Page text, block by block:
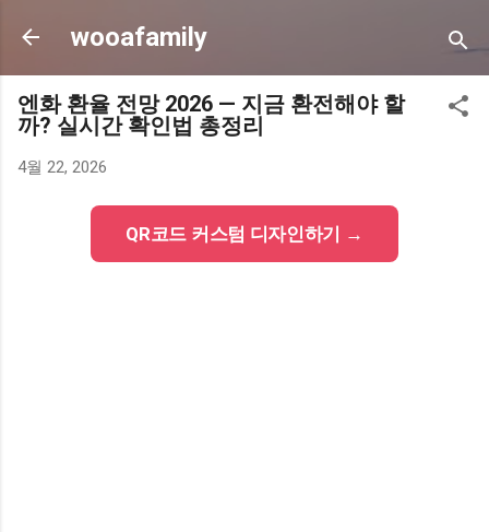
기본 콘텐츠로 건너뛰기
wooafamily
엔화 환율 전망 2026 — 지금 환전해야 할
까? 실시간 확인법 총정리
4월 22, 2026
QR코드 커스텀 디자인하기 →